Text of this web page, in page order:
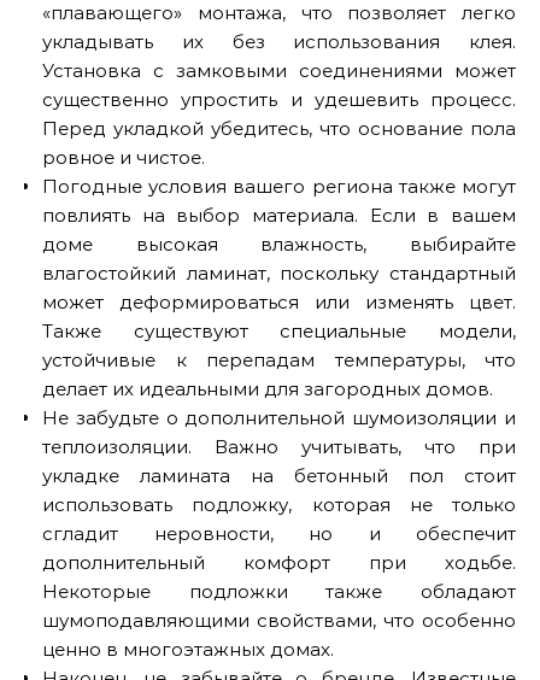
«плавающего» монтажа, что позволяет легко
укладывать их без использования клея.
Установка с замковыми соединениями может
существенно упростить и удешевить процесс.
Перед укладкой убедитесь, что основание пола
ровное и чистое.
Погодные условия вашего региона также могут
повлиять на выбор материала. Если в вашем
доме высокая влажность, выбирайте
влагостойкий ламинат, поскольку стандартный
может деформироваться или изменять цвет.
Также существуют специальные модели,
устойчивые к перепадам температуры, что
делает их идеальными для загородных домов.
Не забудьте о дополнительной шумоизоляции и
теплоизоляции. Важно учитывать, что при
укладке ламината на бетонный пол стоит
использовать подложку, которая не только
сгладит неровности, но и обеспечит
дополнительный комфорт при ходьбе.
Некоторые подложки также обладают
шумоподавляющими свойствами, что особенно
ценно в многоэтажных домах.